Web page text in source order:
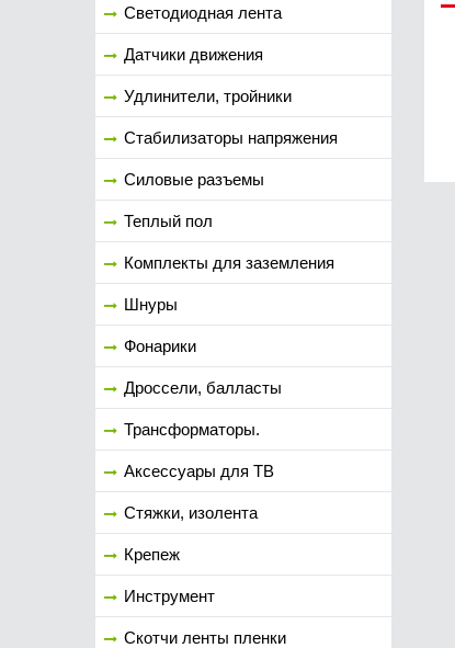
Светодиодная лента
Датчики движения
Удлинители, тройники
Стабилизаторы напряжения
Силовые разъемы
Теплый пол
Комплекты для заземления
Шнуры
Фонарики
Дроссели, балласты
Трансформаторы.
Аксессуары для ТВ
Стяжки, изолента
Крепеж
Инструмент
Скотчи ленты пленки